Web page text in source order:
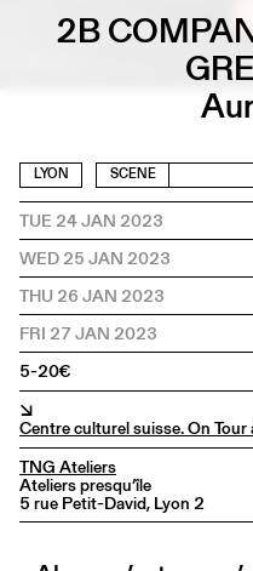
EN
2B
LYON SCENE
TUE 24 JAN 2023
WED 25 JAN 2023
THU 26 JAN 2023
FRI 27 JAN 2023
5-20€
↘
Centre culturel suisse. On Tour
TNG Ateliers
Ateliers presqu’île
5 rue Petit-David, Lyon 2